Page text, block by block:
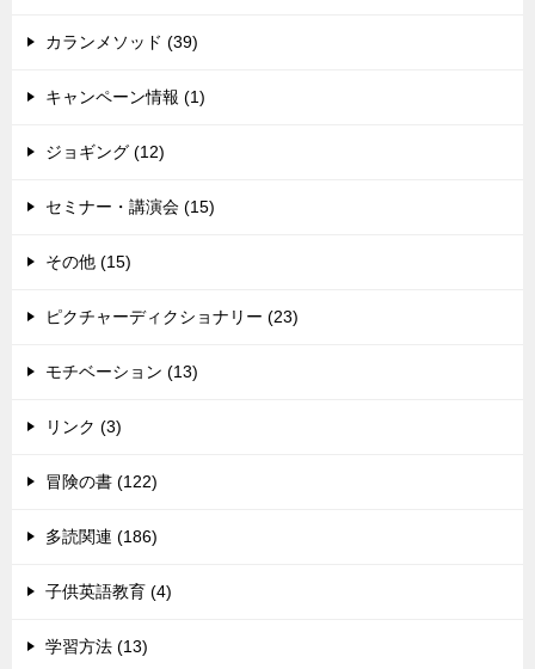
カランメソッド (39)
キャンペーン情報 (1)
ジョギング (12)
セミナー・講演会 (15)
その他 (15)
ピクチャーディクショナリー (23)
モチベーション (13)
リンク (3)
冒険の書 (122)
多読関連 (186)
子供英語教育 (4)
学習方法 (13)